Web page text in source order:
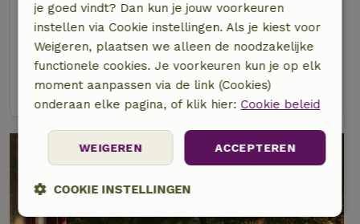
Natuurhuisje in stracca
Puglia, Italië
2 personen
1 slaapkamer
je goed vindt? Dan kun je jouw voorkeuren
instellen via Cookie instellingen. Als je kiest voor
Weigeren, plaatsen we alleen de noodzakelijke
functionele cookies. Je voorkeuren kun je op elk
moment aanpassen via de link (Cookies)
onderaan elke pagina, of klik hier: Cookie beleid
ACCEPTEREN
WEIGEREN
COOKIE INSTELLINGEN